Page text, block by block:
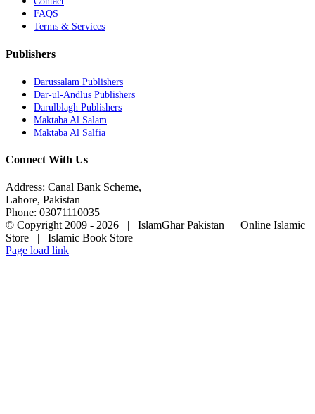
FAQS
Terms & Services
Publishers
Darussalam Publishers
Dar-ul-Andlus Publishers
Darulblagh Publishers
Maktaba Al Salam
Maktaba Al Salfia
Connect With Us
Address: Canal Bank Scheme,
Lahore, Pakistan
Phone: 03071110035
© Copyright 2009 - 2026 | IslamGhar Pakistan | Online Islamic
Store | Islamic Book Store
Page load link